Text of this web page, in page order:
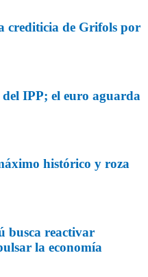
crediticia de Grifols por
IPP; el euro aguarda
histórico y roza
busca reactivar
la economía